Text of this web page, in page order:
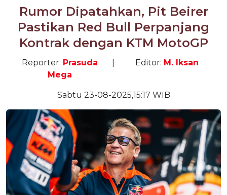
Rumor Dipatahkan, Pit Beirer
Pastikan Red Bull Perpanjang
Kontrak dengan KTM MotoGP
Reporter: Prasuda
Mega
Editor: M. Iksan
Sabtu 23-08-2025,15:17 WIB